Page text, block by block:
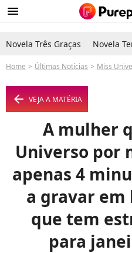
menu
Novela Três Graças Novela
Home Últimas Notícias Miss Universo
arrow_left VEJA A MATÉRIA
A mulher
Universo por
apenas 4
a gravar em
que tem
para